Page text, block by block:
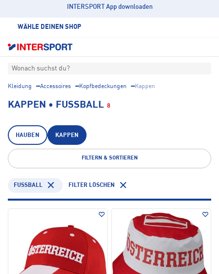
INTERSPORT App downloaden
WÄHLE DEINEN SHOP
Wonach suchst du?
Kleidung Accessoires Kopfbedeckungen Kappen
KAPPEN • FUSSBALL 8
HAUBEN KAPPEN
FILTERN & SORTIEREN
FUSSBALL FILTER LÖSCHEN